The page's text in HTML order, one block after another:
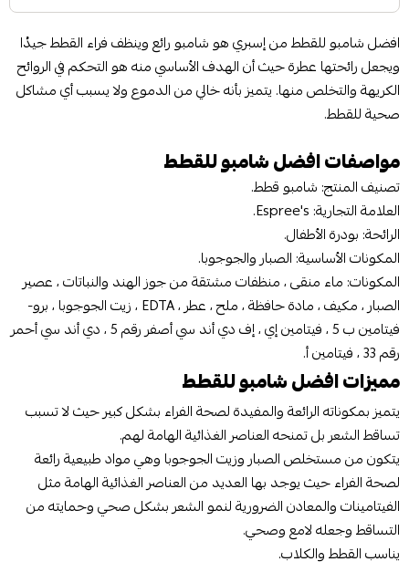
افضل شامبو للقطط من إسبري هو شامبو رائع وينظف فراء القطط جيدُا
ويجعل رائحتها عطرة حيث أن الهدف الأساسي منه هو التحكم في الروائح
الكريهة والتخلص منها. يتميز بأنه خالي من الدموع ولا يسبب أي مشاكل
صحية للقطط.
مواصفات افضل شامبو للقطط
تصنيف المنتج: شامبو قطط.
العلامة التجارية: Espree's.
الرائحة: بودرة الأطفال.
المكونات الأساسية: الصبار والجوجوبا.
المكونات: ماء منقى ، منظفات مشتقة من جوز الهند والنباتات ، عصير
الصبار ، مكيف ، مادة حافظة ، ملح ، عطر ، EDTA ، زيت الجوجوبا ، برو-
فيتامين ب 5 ، فيتامين إي ، إف دي أند سي أصفر رقم 5 ، دي أند سي أحمر
رقم 33 ، فيتامين أ.
مميزات افضل شامبو للقطط
يتميز بمكوناته الرائعة والمفيدة لصحة الفراء بشكل كبير حيث لا تسبب
تساقط الشعر بل تمنحه العناصر الغذائية الهامة لهم.
يتكون من مستخلص الصبار وزيت الجوجوبا وهي مواد طبيعية رائعة
لصحة الفراء حيث يوجد بها العديد من العناصر الغذائية الهامة مثل
الفيتامينات والمعادن الضرورية لنمو الشعر بشكل صحي وحمايته من
التساقط وجعله لامع وصحي.
يناسب القطط والكلاب.